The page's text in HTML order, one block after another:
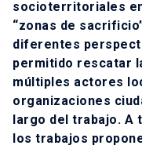
socioterritoriales
“zonas de
diferentes
permitido rescatar
múltiples actores
organizaciones
largo del trabajo. A
los trabajos